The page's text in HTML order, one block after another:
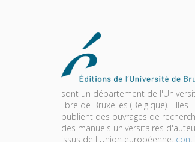
sont un département de
libre de Bruxelles (Belgique). Elles
publient des ouvrages de
des manuels universitaires
issus de l'Union européenne.